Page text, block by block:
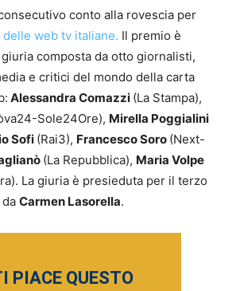
conto alla rovescia per
web tv italiane. Il premio è
composta da otto giornalisti,
e critici del mondo della carta
Alessandra Comazzi (La Stampa),
Sole24Ore), Mirella Poggialini
Sofi (Rai3), Francesco Soro (Next-
(La Repubblica), Maria Volpe
La giuria è presieduta per il terzo
Carmen Lasorella.
PIACE QUESTO